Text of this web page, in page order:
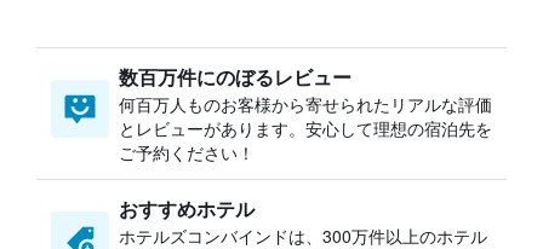
数百万件にのぼるレビュー
何百万人ものお客様から寄せられたリアルな評価
とレビューがあります。安心して理想の宿泊先を
ご予約ください！
おすすめホテル
ホテルズコンバインドは、300万件以上のホテル